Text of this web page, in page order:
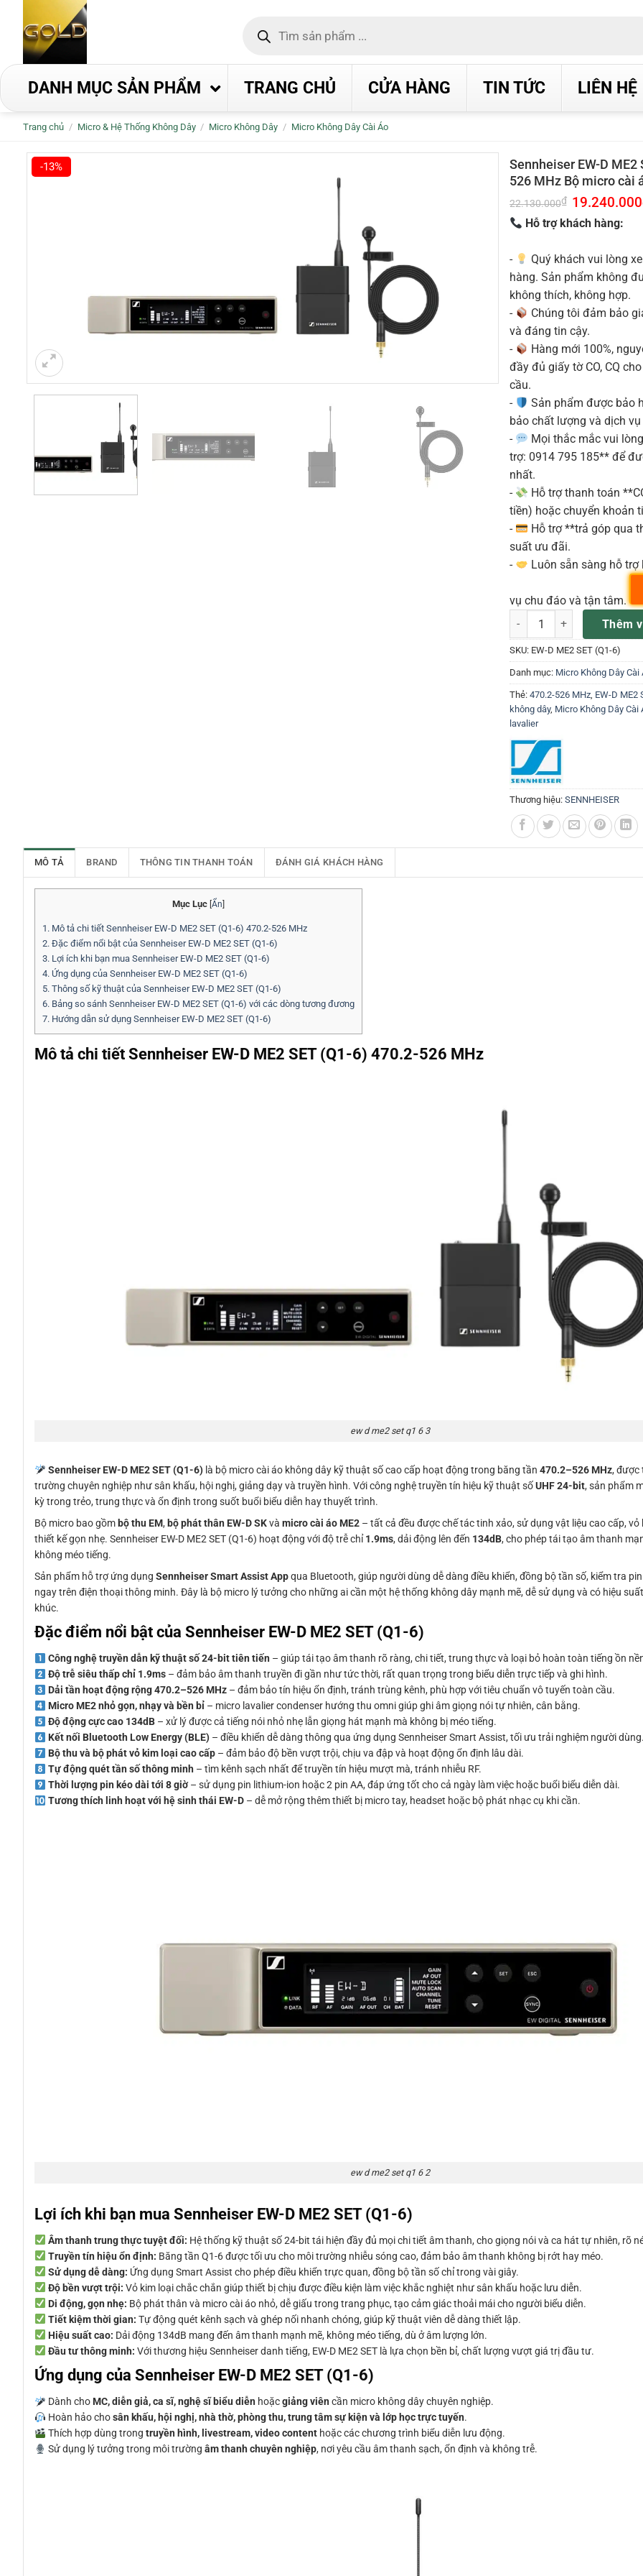
dung
kiếm
DANH MỤC SẢN PHẨM TRANG CHỦ CỬA HÀNG TIN TỨC LIÊN HỆ
Trang chủ / Micro & Hệ Thống Không Dây / Micro Không Dây / Micro Không Dây Cài Áo
-13%
Sennheiser EW-D ME2
526 MHz Bộ micro cài
22.130.000₫ Giá
gốc
là:
22.130.000₫.
19.240.000
Hỗ trợ khách hàng:
-
Quý khách vui lòng
hàng. Sản phẩm không
không thích, không hợp.
-
Chúng tôi đảm bảo
và đáng tin cậy.
-
Hàng mới 100%,
đầy đủ giấy tờ CO, CQ
cầu.
-
Sản phẩm được bảo
bảo chất lượng và dịch
-
Mọi thắc mắc vui
trợ: 0914 795 185** để
nhất.
-
Hỗ trợ thanh toán
tiền) hoặc chuyển khoản
-
Hỗ trợ **trả góp qua
suất ưu đãi.
-
Luôn sẵn sàng hỗ
vụ chu đáo và tận tâm.
Sennheiser EW-D ME2Thêm
SKU: EW-D ME2 SET (Q1-6)
Danh mục: Micro Không Dây Cài
Thẻ: 470.2-526 MHz, EW-D ME2
không dây, Micro Không Dây Cài
lavalier
Thương hiệu: SENNHEISER
MÔ TẢ BRAND THÔNG TIN THANH TOÁN ĐÁNH GIÁ KHÁCH HÀNG
Mục Lục Ẩn
1. Mô tả chi tiết Sennheiser EW-D ME2 SET (Q1-6) 470.2-526 MHz
2. Đặc điểm nổi bật của Sennheiser EW-D ME2 SET (Q1-6)
3. Lợi ích khi bạn mua Sennheiser EW-D ME2 SET (Q1-6)
4. Ứng dụng của Sennheiser EW-D ME2 SET (Q1-6)
5. Thông số kỹ thuật của Sennheiser EW-D ME2 SET (Q1-6)
6. Bảng so sánh Sennheiser EW-D ME2 SET (Q1-6) với các dòng tương đương
7. Hướng dẫn sử dụng Sennheiser EW-D ME2 SET (Q1-6)
Mô tả chi tiết Sennheiser EW-D ME2 SET (Q1-6) 470.2-526 MHz
ew d me2 set q1 6 3
Sennheiser EW-D ME2 SET (Q1-6)là bộ micro cài áo không dây kỹ thuật số cao cấp hoạt động trong băng tần 470.2–526 MHz, được
trường chuyên nghiệp như sân khấu, hội nghị, giảng dạy và truyền hình. Với công nghệ truyền tín hiệu kỹ thuật sốUHF 24-bit, sản phẩm
kỳ trong trẻo, trung thực và ổn định trong suốt buổi biểu diễn hay thuyết trình.
Bộ micro bao gồm bộ thu EM, bộ phát thân EW-D SKvà micro cài áo ME2 – tất cả đều được chế tác tinh xảo, sử dụng vật liệu cao cấp, vỏ
thiết kế gọn nhẹ. Sennheiser EW-D ME2 SET (Q1-6) hoạt động với độ trễ chỉ1.9ms, dải động lên đến 134dB, cho phép tái tạo âm thanh
không méo tiếng.
Sản phẩm hỗ trợ ứng dụng Sennheiser Smart Assist Appqua Bluetooth, giúp người dùng dễ dàng điều khiển, đồng bộ tần số, kiểm tra
ngay trên điện thoại thông minh. Đây là bộ micro lý tưởng cho những ai cần một hệ thống không dây mạnh mẽ, dễ sử dụng và có hiệu
khúc.
Đặc điểm nổi bật của Sennheiser EW-D ME2 SET (Q1-6)
Công nghệ truyền dẫn kỹ thuật số 24-bit tiên tiến – giúp tái tạo âm thanh rõ ràng, chi tiết, trung thực và loại bỏ hoàn toàn tiếng ồn
Độ trễ siêu thấp chỉ 1.9ms– đảm bảo âm thanh truyền đi gần như tức thời, rất quan trọng trong biểu diễn trực tiếp và ghi hình.
Dải tần hoạt động rộng 470.2–526 MHz– đảm bảo tín hiệu ổn định, tránh trùng kênh, phù hợp với tiêu chuẩn vô tuyến toàn cầu.
Micro ME2 nhỏ gọn, nhạy và bền bỉ– micro lavalier condenser hướng thu omni giúp ghi âm giọng nói tự nhiên, cân bằng.
Độ động cực cao 134dB– xử lý được cả tiếng nói nhỏ nhẹ lẫn giọng hát mạnh mà không bị méo tiếng.
Kết nối Bluetooth Low Energy (BLE)– điều khiển dễ dàng thông qua ứng dụng Sennheiser Smart Assist, tối ưu trải nghiệm người
Bộ thu và bộ phát vỏ kim loại cao cấp– đảm bảo độ bền vượt trội, chịu va đập và hoạt động ổn định lâu dài.
Tự động quét tần số thông minh – tìm kênh sạch nhất để truyền tín hiệu mượt mà, tránh nhiễu RF.
Thời lượng pin kéo dài tới 8 giờ– sử dụng pin lithium-ion hoặc 2 pin AA, đáp ứng tốt cho cả ngày làm việc hoặc buổi biểu diễn dài.
Tương thích linh hoạt với hệ sinh thái EW-D– dễ mở rộng thêm thiết bị micro tay, headset hoặc bộ phát nhạc cụ khi cần.
ew d me2 set q1 6 2
Lợi ích khi bạn mua Sennheiser EW-D ME2 SET (Q1-6)
Âm thanh trung thực tuyệt đối: Hệ thống kỹ thuật số 24-bit tái hiện đầy đủ mọi chi tiết âm thanh, cho giọng nói và ca hát tự nhiên, rõ
Truyền tín hiệu ổn định: Băng tần Q1-6 được tối ưu cho môi trường nhiễu sóng cao, đảm bảo âm thanh không bị rớt hay méo.
Sử dụng dễ dàng: Ứng dụng Smart Assist cho phép điều khiển trực quan, đồng bộ tần số chỉ trong vài giây.
Độ bền vượt trội: Vỏ kim loại chắc chắn giúp thiết bị chịu được điều kiện làm việc khắc nghiệt như sân khấu hoặc lưu diễn.
Di động, gọn nhẹ: Bộ phát thân và micro cài áo nhỏ, dễ giấu trong trang phục, tạo cảm giác thoải mái cho người biểu diễn.
Tiết kiệm thời gian: Tự động quét kênh sạch và ghép nối nhanh chóng, giúp kỹ thuật viên dễ dàng thiết lập.
Hiệu suất cao: Dải động 134dB mang đến âm thanh mạnh mẽ, không méo tiếng, dù ở âm lượng lớn.
Đầu tư thông minh: Với thương hiệu Sennheiser danh tiếng, EW-D ME2 SET là lựa chọn bền bỉ, chất lượng vượt giá trị đầu tư.
Ứng dụng của Sennheiser EW-D ME2 SET (Q1-6)
Dành cho MC, diễn giả, ca sĩ, nghệ sĩ biểu diễn hoặcgiảng viên cần micro không dây chuyên nghiệp.
Hoàn hảo chosân khấu, hội nghị, nhà thờ, phòng thu, trung tâm sự kiện và lớp học trực tuyến.
Thích hợp dùng trong truyền hình, livestream, video contenthoặc các chương trình biểu diễn lưu động.
Sử dụng lý tưởng trong môi trường âm thanh chuyên nghiệp, nơi yêu cầu âm thanh sạch, ổn định và không trễ.